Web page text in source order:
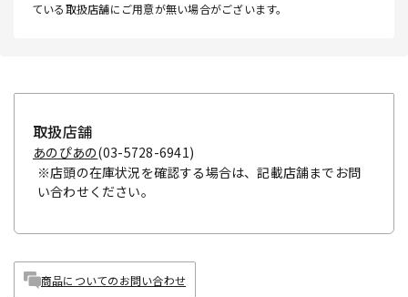
ている取扱店舗にご用意が無い場合がございます。
取扱店舗
あのぴあの(03-5728-6941)
※店頭の在庫状況を確認する場合は、記載店舗までお問
い合わせください。
商品についてのお問い合わせ